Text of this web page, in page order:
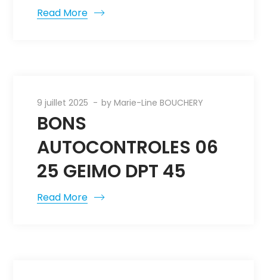
Read More
9 juillet 2025 byMarie-Line BOUCHERY
BONS
AUTOCONTROLES 06
25 GEIMO DPT 45
Read More